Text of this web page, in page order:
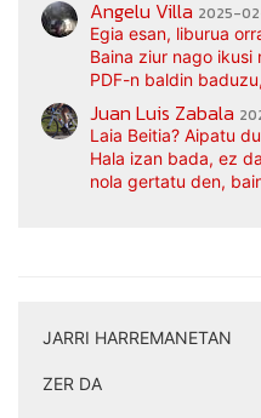
Angelu Villa 2025-
Egia esan, liburua
Baina ziur nago ikusi
PDF-n baldin
Juan Luis Zabala
Laia Beitia? Aipatu
Hala izan bada, ez
nola gertatu den,
JARRI HARREMANETAN
ZER DA